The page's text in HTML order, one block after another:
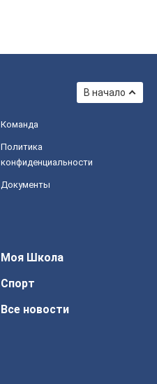
В начало
Команда
Политика
конфиденциальности
Документы
Моя Школа
Спорт
Все новости